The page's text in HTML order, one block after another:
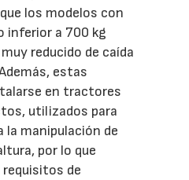
los modelos con
inferior a 700 kg
reducido de caída
estas
en tractores
utilizados para
manipulación de
por lo que
de